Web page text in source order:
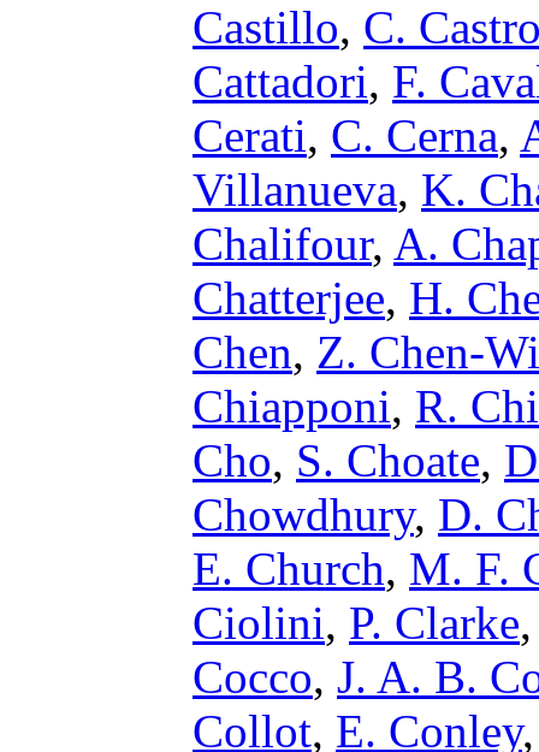
Castillo, C.
Cattadori, F.
Cerati, C. Cerna,
Villanueva, K.
Chalifour, A.
Chatterjee, H.
Chen, Z. Chen-
Chiapponi, R.
Cho, S. Choate,
Chowdhury, D.
E. Church, M. F.
Ciolini, P. Clarke
Cocco, J. A. B.
Collot, E. Conley